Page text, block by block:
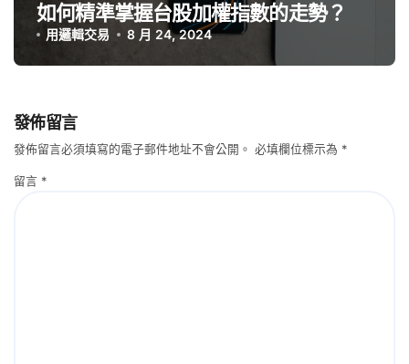
如何精準掌握台股加權指數的走勢？
用邏輯交易 8 月 24, 2024
發佈留言
發佈留言必須填寫的電子郵件地址不會公開。 必填欄位標示為 *
留言 *